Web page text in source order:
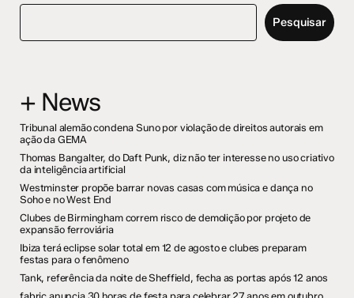
Pesquisar
+ News
Tribunal alemão condena Suno por violação de direitos autorais em
ação da GEMA
Thomas Bangalter, do Daft Punk, diz não ter interesse no uso criativo
da inteligência artificial
Westminster propõe barrar novas casas com música e dança no
Soho e no West End
Clubes de Birmingham correm risco de demolição por projeto de
expansão ferroviária
Ibiza terá eclipse solar total em 12 de agosto e clubes preparam
festas para o fenômeno
Tank, referência da noite de Sheffield, fecha as portas após 12 anos